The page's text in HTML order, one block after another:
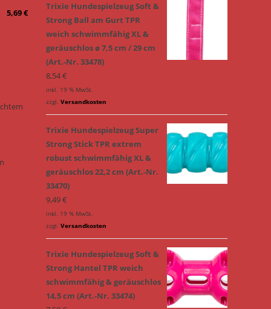
5,69€
Trixie Hundespielzeug Soft &
Strong Ball am Gurt TPR
weich schwimmfähig XL &
geräuschlos ø 7,5 cm / 29 cm
(Art.-Nr. 33478)
8,54€
inkl. 19 % MwSt.
zzgl. Versandkosten
Trixie Hundespielzeug Super
Strong Stick TPR extrem
robust schwimmfähig XL &
geräuschlos 22,2 cm (Art.-Nr.
33470)
9,49€
inkl. 19 % MwSt.
zzgl. Versandkosten
Trixie Hundespielzeug Soft &
Strong Hantel TPR weich
schwimmfähig & geräuschlos
14,5 cm (Art.-Nr. 33474)